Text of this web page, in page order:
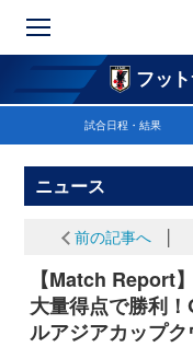
フッ
試合日程・結果
ニュース
前の記事へ
【Match Report
大量得点で勝利
ルアジアカップ